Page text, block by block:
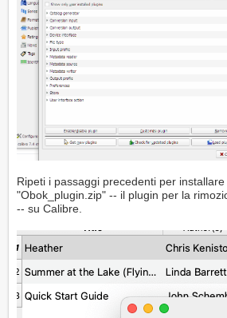
Ripeti i passaggi precedenti per
"Obok_plugin.zip" -- il plugin per la
-- su Calibre.